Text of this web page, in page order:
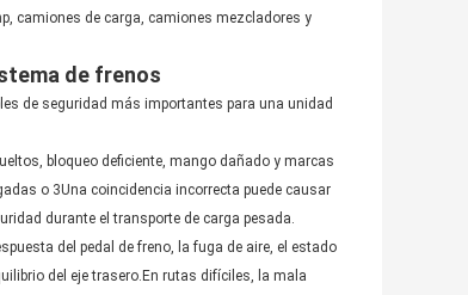
camiones de carga, camiones mezcladores y
de frenos
de seguridad más importantes para una unidad
bloqueo deficiente, mango dañado y marcas
o 3Una coincidencia incorrecta puede causar
durante el transporte de carga pesada.
del pedal de freno, la fuga de aire, el estado
del eje trasero.En rutas difíciles, la mala